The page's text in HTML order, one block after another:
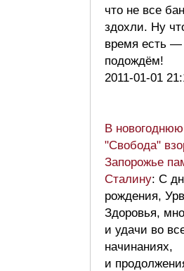
что не все
здохли. Ну
время есть —
подождём!
2011-01-01
В
"Свобода"
Запорожье
Сталину: С
рождения,
Здоровья,
и удачи во
начинаниях,
и